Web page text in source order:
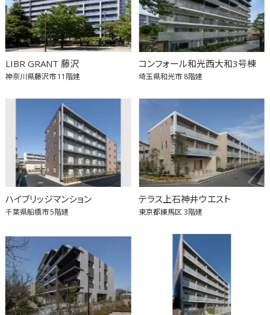
LIBR GRANT 藤沢
神奈川県藤沢市11階建
コンフォール和光西大和3号棟
埼玉県和光市 8階建
ハイブリッジマンション
千葉県船橋市5階建
テラス上石神井ウエスト
東京都練馬区3階建